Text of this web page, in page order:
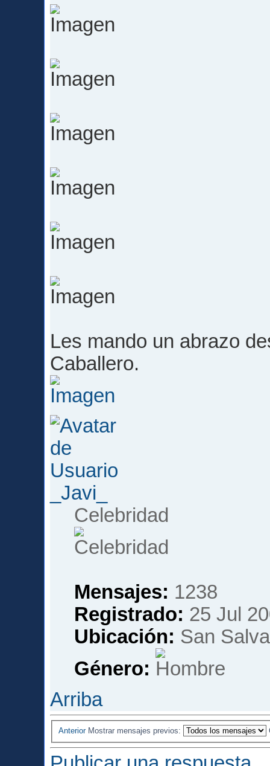
Les mando un abrazo
Caballero.
_Javi_
Celebridad
Mensajes: 1238
Registrado: 25 Jul
Ubicación: San
Género:
Arriba
Anterior Mostrar mensajes previos: